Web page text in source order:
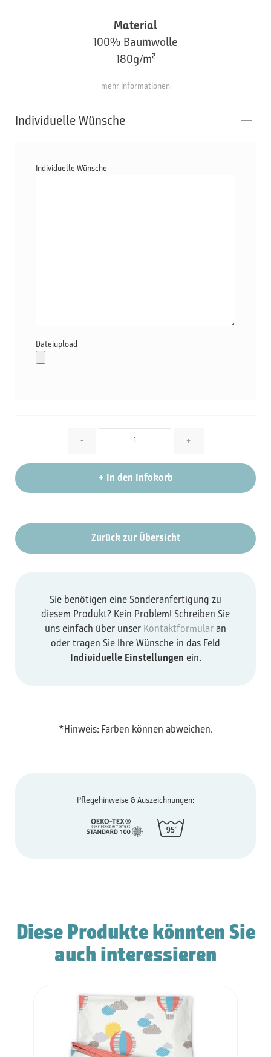
Material
100% Baumwolle
180g/m²
mehr Informationen
Individuelle Wünsche
Individuelle Wünsche
Dateiupload
- +
+ In den Infokorb
Zurück zur Übersicht
Sie benötigen eine Sonderanfertigung zu
diesem Produkt? Kein Problem! Schreiben Sie
uns einfach über unser Kontaktformular an
oder tragen Sie Ihre Wünsche in das Feld
Individuelle Einstellungen ein.
*Hinweis: Farben können abweichen.
Pflegehinweise & Auszeichnungen:
Diese Produkte könnten Sie
auch interessieren